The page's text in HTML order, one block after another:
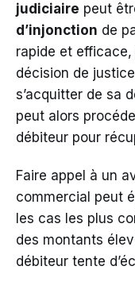
judiciaire peut
d’injonction de
rapide et efficace,
décision de
s’acquitter de sa
peut alors
débiteur pour
Faire appel à un
commercial peut
les cas les plus
des montants
débiteur tente